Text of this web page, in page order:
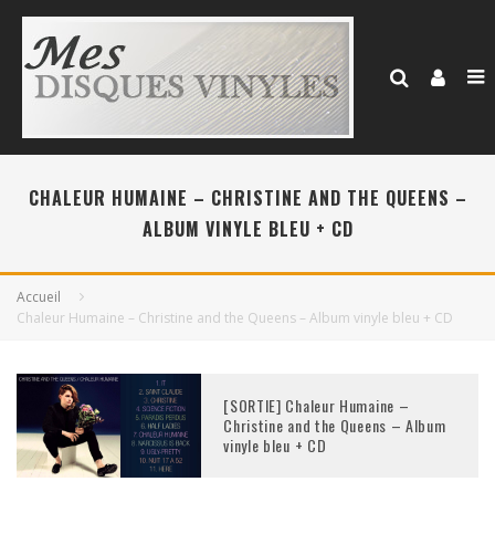
CHALEUR HUMAINE – CHRISTINE AND THE QUEENS –
ALBUM VINYLE BLEU + CD
Accueil
Chaleur Humaine – Christine and the Queens – Album vinyle bleu + CD
[SORTIE] Chaleur Humaine –
Christine and the Queens – Album
vinyle bleu + CD